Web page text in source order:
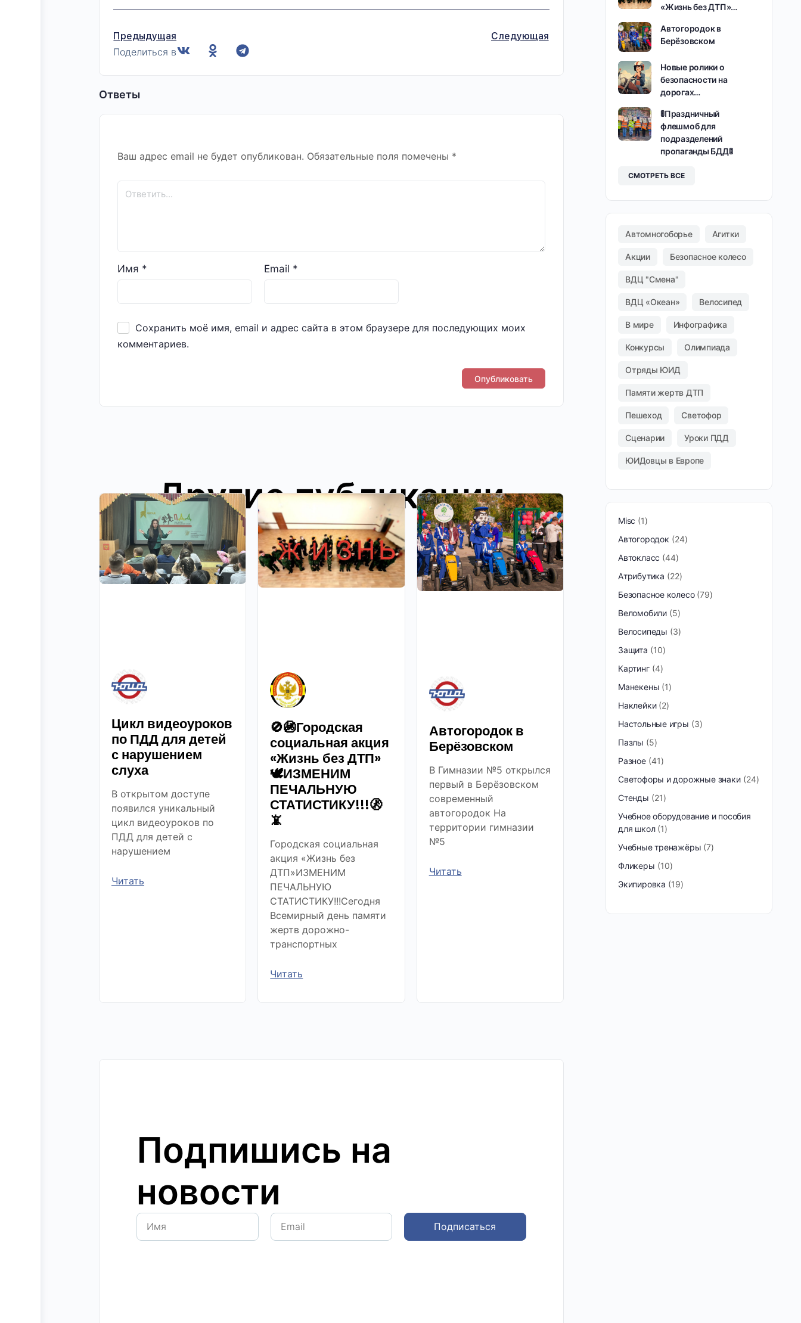
Предыдущая Следующая
Поделиться в
Ответы
Ваш адрес email не будет опубликован. Обязательные поля помечены *
Имя * Email *
Сохранить моё имя, email и адрес сайта в этом браузере для последующих моих
комментариев.
Другие публикации
Цикл видеоуроков
по ПДД для детей
с нарушением
слуха
В открытом доступе
появился уникальный
цикл видеоуроков по
ПДД для детей с
нарушением
Читать
🚫🚳Городская
социальная акция
«Жизнь без ДТП»
🕊ИЗМЕНИМ
ПЕЧАЛЬНУЮ
СТАТИСТИКУ!!!🚷
📵
Городская социальная
акция «Жизнь без
ДТП»ИЗМЕНИМ
ПЕЧАЛЬНУЮ
СТАТИСТИКУ!!!Сегодня
Всемирный день памяти
жертв дорожно-
транспортных
Читать
Автогородок в
Берёзовском
В Гимназии №5 открылся
первый в Берёзовском
современный
автогородок На
территории гимназии
№5
Читать
Подпишись на
новости
Подписаться
«Жизнь без ДТП»…
Автогородок в
Берёзовском
Новые ролики о
безопасности на
дорогах…
🚦Праздничный
флешмоб для
подразделений
пропаганды БДД🚦
СМОТРЕТЬ ВСЕ
Автомногоборье Агитки
Акции Безопасное колесо
ВДЦ "Смена"
ВДЦ «Океан» Велосипед
В мире Инфографика
Конкурсы Олимпиада
Отряды ЮИД
Памяти жертв ДТП
Пешеход Светофор
Сценарии Уроки ПДД
ЮИДовцы в Европе
Misc
1
Автогородок
24
Автокласс 44
Атрибутика
22
Безопасное колесо 79
Веломобили 5
Велосипеды
3
Защита
10
Картинг 4
Манекены 1
Наклейки 2
Настольные игры
3
Пазлы
5
Разное 41
Светофоры и дорожные знаки
24
Стенды
21
Учебное оборудование и пособия
для школ 1
Учебные тренажёры 7
Фликеры
10
Экипировка
19